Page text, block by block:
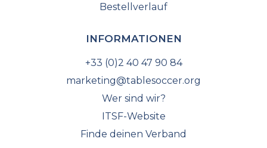
Bestellverlauf
INFORMATIONEN
+33 (0)2 40 47 90 84
marketing@tablesoccer.org
Wer sind wir?
ITSF-Website
Finde deinen Verband